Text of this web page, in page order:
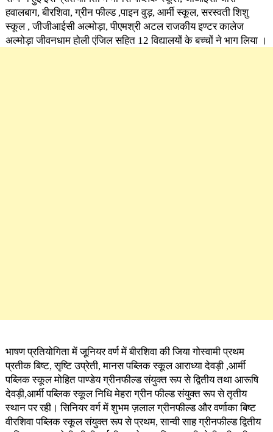
हवालबाग, बीरशिवा, ग्रीन फील्ड ,पाइन वुड़, आर्मी स्कूल, सरस्वती शिशु
स्कूल , जीजीआईसी अल्मोड़ा, पीएमश्री अटल राजकीय इण्टर कालेज
अल्मोड़ा जीवनधाम होली एंजिल सहित 12 विद्यालयों के बच्चों ने भाग लिया ।
भाषण प्रतियोगिता में जूनियर वर्ण में बीरशिवा की जिया गोस्वामी प्रथम
प्रतीक बिष्ट, सृष्टि उप्रेती, मानस पब्लिक स्कूल आराध्या देवड़ी ,आर्मी
पब्लिक स्कूल मोहित पाण्डेय ग्रीनफील्ड संयुक्त रूप से द्वितीय तथा आरूषि
देवड़ी,आर्मी पब्लिक स्कूल निधि मेहरा ग्रीन फील्ड संयुक्त रूप से तृतीय
स्थान पर रही। सिनियर वर्ग में शुभम ज़लाल ग्रीनफील्ड और वर्णाका बिष्ट
वीरशिवा पब्लिक स्कूल संयुक्त रूप से प्रथम, सान्वी साह ग्रीनफील्ड द्वितीय